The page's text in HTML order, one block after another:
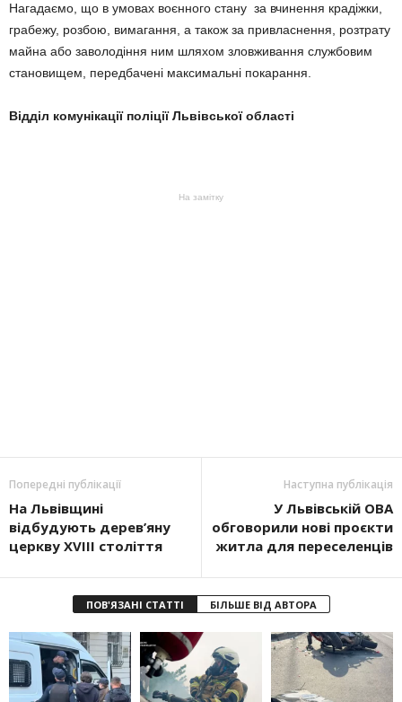
Нагадаємо, що в умовах воєнного стану за вчинення крадіжки,
грабежу, розбою, вимагання, а також за привласнення, розтрату
майна або заволодіння ним шляхом зловживання службовим
становищем, передбачені максимальні покарання.
Відділ комунікації поліції Львівської області
На замітку
Попередні публікації
На Львівщині
відбудують дерев’яну
церкву ХVІІІ століття
Наступна публікація
У Львівській ОВА
обговорили нові проєкти
житла для переселенців
ПОВ'ЯЗАНІ СТАТТІ БІЛЬШЕ ВІД АВТОРА